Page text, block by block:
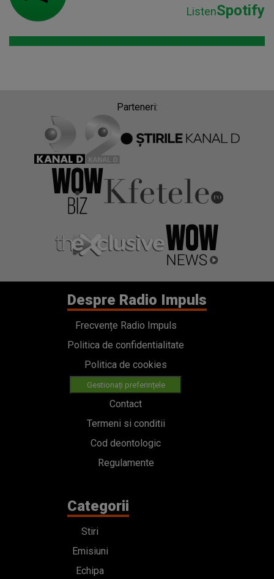
ListenSpotify
Parteneri:
Despre Radio Impuls
Frecvențe Radio Impuls
Politica de confidentialitate
Politica de cookies
Gestionați preferințele
Contact
Termeni si conditii
Cod deontologic
Regulamente
Categorii
Stiri
Emisiuni
Echipa